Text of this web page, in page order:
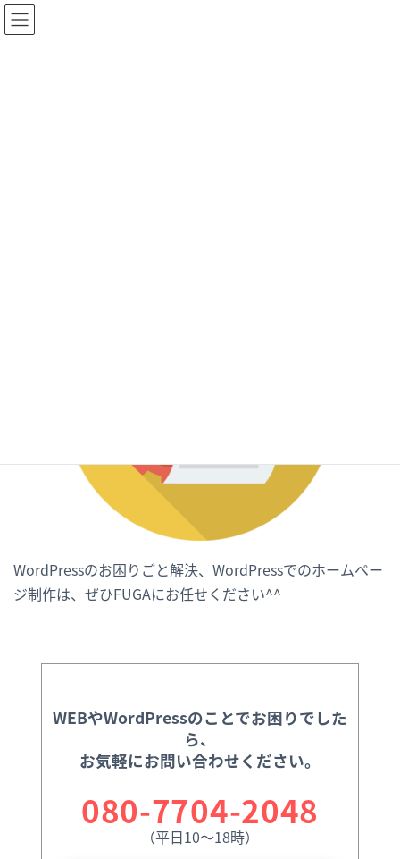
WordPressのお困りごと解決、WordPressでのホームペー
ジ制作は、ぜひFUGAにお任せください^^
WEBやWordPressのことでお困りでした
ら、
お気軽にお問い合わせください。
080-7704-2048
（平日10〜18時）